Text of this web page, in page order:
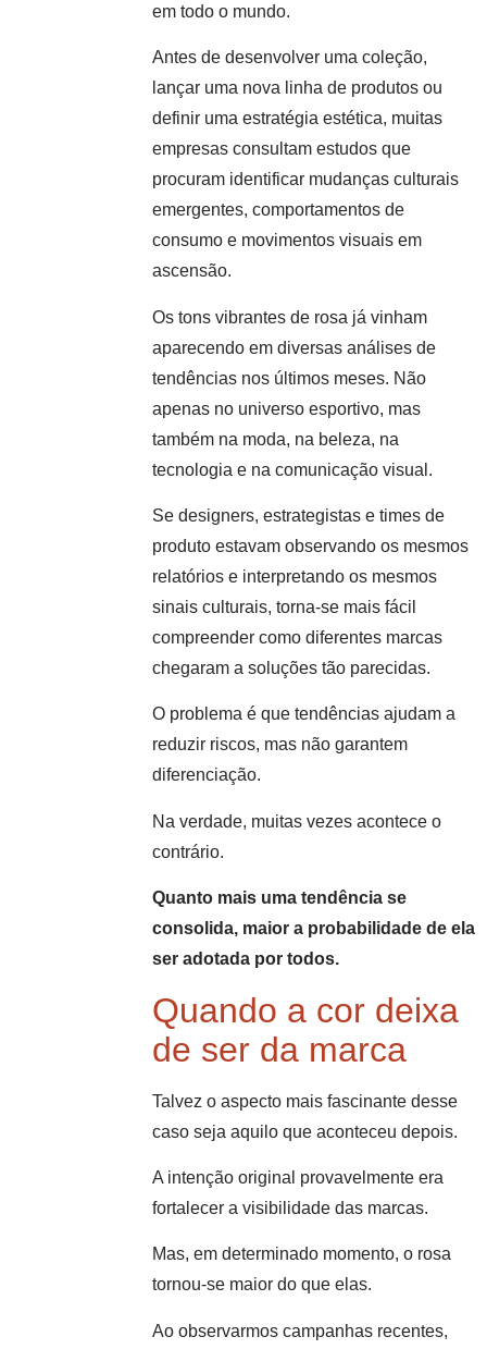
em todo o mundo.
Antes de desenvolver uma coleção,
lançar uma nova linha de produtos ou
definir uma estratégia estética, muitas
empresas consultam estudos que
procuram identificar mudanças culturais
emergentes, comportamentos de
consumo e movimentos visuais em
ascensão.
Os tons vibrantes de rosa já vinham
aparecendo em diversas análises de
tendências nos últimos meses. Não
apenas no universo esportivo, mas
também na moda, na beleza, na
tecnologia e na comunicação visual.
Se designers, estrategistas e times de
produto estavam observando os mesmos
relatórios e interpretando os mesmos
sinais culturais, torna-se mais fácil
compreender como diferentes marcas
chegaram a soluções tão parecidas.
O problema é que tendências ajudam a
reduzir riscos, mas não garantem
diferenciação.
Na verdade, muitas vezes acontece o
contrário.
Quanto mais uma tendência se
consolida, maior a probabilidade de ela
ser adotada por todos.
Quando a cor deixa
de ser da marca
Talvez o aspecto mais fascinante desse
caso seja aquilo que aconteceu depois.
A intenção original provavelmente era
fortalecer a visibilidade das marcas.
Mas, em determinado momento, o rosa
tornou-se maior do que elas.
Ao observarmos campanhas recentes,